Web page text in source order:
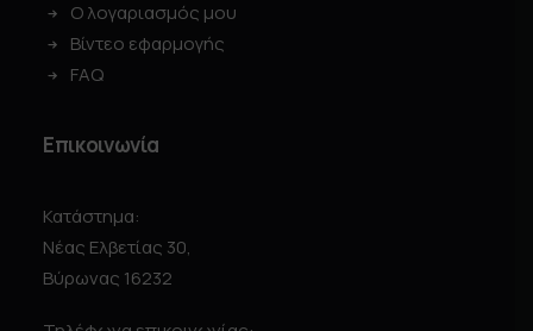
Ο λογαριασμός μου
Βίντεο εφαρμογής
FAQ
Επικοινωνία
Κατάστημα:
Νέας Ελβετίας 30,
Βύρωνας 16232